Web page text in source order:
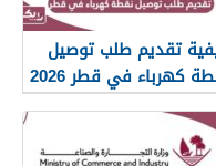
تقديم طلب توصيل
كهرباء في قطر 2026